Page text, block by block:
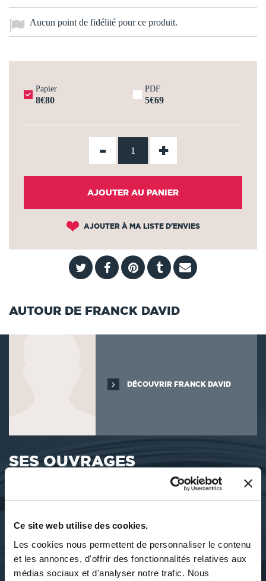
Ce site web utilise des cookies.
Les cookies nous permettent de personnaliser le contenu
et les annonces, d'offrir des fonctionnalités relatives aux
médias sociaux et d'analyser notre trafic. Nous
Aucun point de fidélité pour ce produit.
Papier
8€80
PDF
5€69
- +
AJOUTER AU PANIER
AJOUTER À MA LISTE D'ENVIES
AUTOUR DE FRANCK DAVID
DÉCOUVRIR FRANCK DAVID
SES OUVRAGES